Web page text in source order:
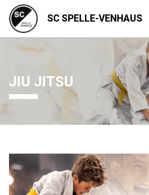
SC SPELLE-VENHAUS
JIU JITSU